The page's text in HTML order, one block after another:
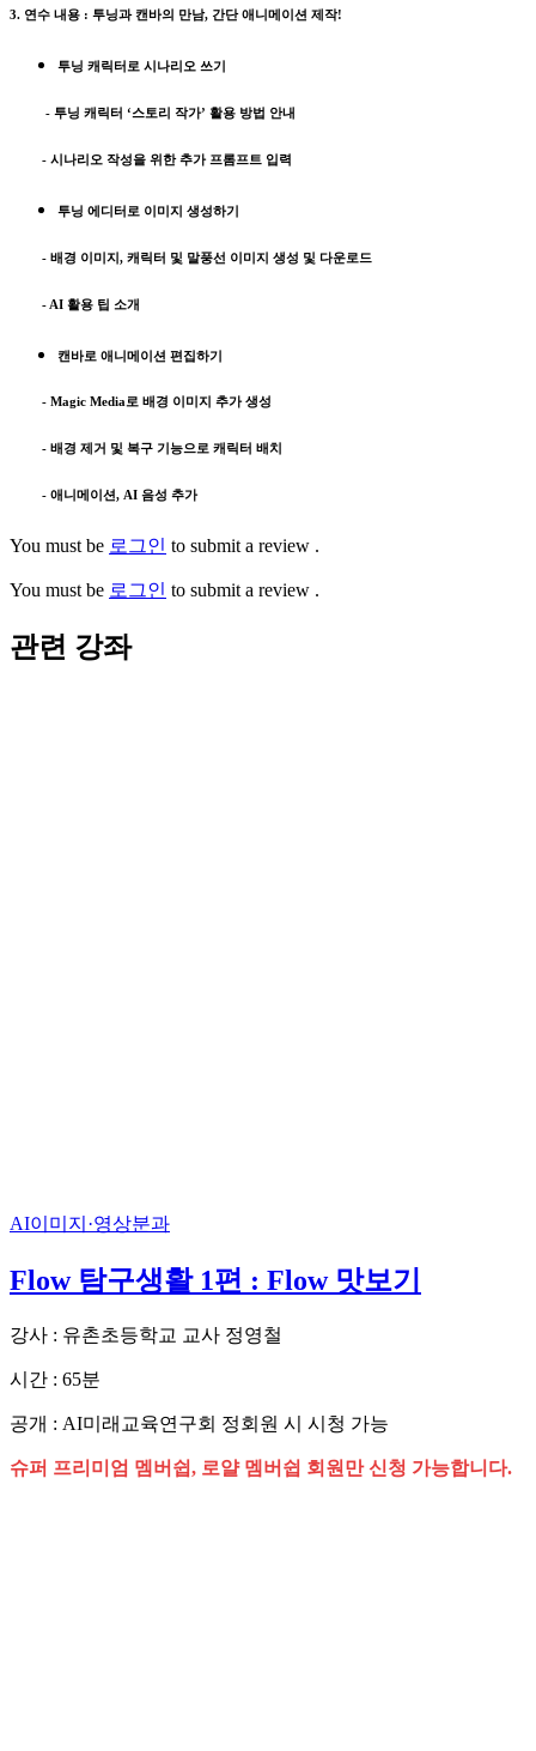
3. 연수 내용 : 투닝과 캔바의 만남, 간단 애니메이션 제작!
투닝 캐릭터로 시나리오 쓰기
- 투닝 캐릭터 ‘스토리 작가’ 활용 방법 안내
- 시나리오 작성을 위한 추가 프롬프트 입력
투닝 에디터로 이미지 생성하기
- 배경 이미지, 캐릭터 및 말풍선 이미지 생성 및 다운로드
- AI 활용 팁 소개
캔바로 애니메이션 편집하기
- Magic Media로 배경 이미지 추가 생성
- 배경 제거 및 복구 기능으로 캐릭터 배치
- 애니메이션, AI 음성 추가
You must be 로그인 to submit a review .
You must be 로그인 to submit a review .
관련 강좌
AI이미지·영상분과
Flow 탐구생활 1편 : Flow 맛보기
강사 : 유촌초등학교 교사 정영철
시간 : 65분
공개 : AI미래교육연구회 정회원 시 시청 가능
슈퍼 프리미엄 멤버쉽, 로얄 멤버쉽 회원만 신청 가능합니다.